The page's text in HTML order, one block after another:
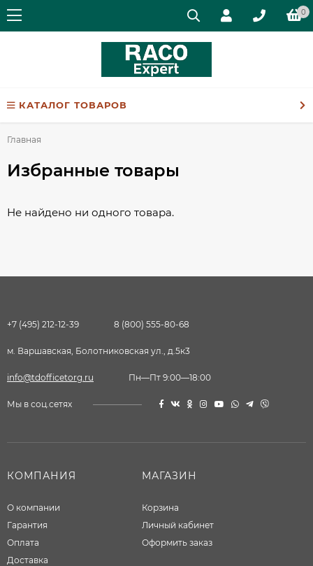
0
КАТАЛОГ ТОВАРОВ
Главная
Избранные товары
Не найдено ни одного товара.
+7 (495) 212-12-39 8 (800) 555-80-68
м. Варшавская, Болотниковская ул., д.5к3
info@tdofficetorg.ru Пн—Пт 9:00—18:00
Мы в соц.сетях
КОМПАНИЯ
О компании
Гарантия
Оплата
Доставка
МАГАЗИН
Корзина
Личный кабинет
Оформить заказ